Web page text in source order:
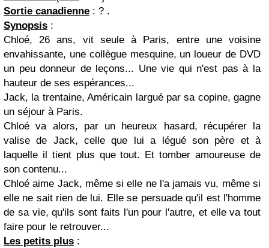
Sortie canadienne : ? .
Synopsis :
Chloé, 26 ans, vit seule à Paris, entre une voisine
envahissante, une collègue mesquine, un loueur de DVD
un peu donneur de leçons... Une vie qui n'est pas à la
hauteur de ses espérances...
Jack, la trentaine, Américain largué par sa copine, gagne
un séjour à Paris.
Chloé va alors, par un heureux hasard, récupérer la
valise de Jack, celle que lui a légué son père et à
laquelle il tient plus que tout. Et tomber amoureuse de
son contenu...
Chloé aime Jack, même si elle ne l'a jamais vu, même si
elle ne sait rien de lui. Elle se persuade qu'il est l'homme
de sa vie, qu'ils sont faits l'un pour l'autre, et elle va tout
faire pour le retrouver...
Les petits plus :